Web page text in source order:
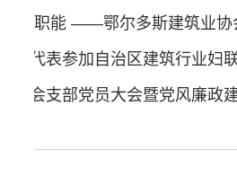
女代表参加自治区建筑行业妇
协会支部党员大会暨党风廉政